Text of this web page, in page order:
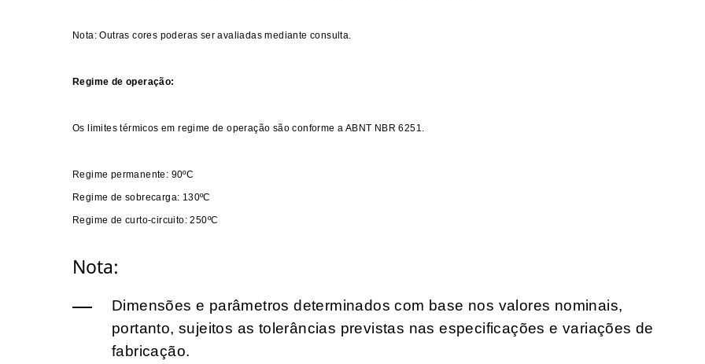
Nota: Outras cores poderas ser avaliadas mediante consulta.
Regime de operação:
Os limites térmicos em regime de operação são conforme a ABNT NBR 6251.
Regime permanente: 90ºC
Regime de sobrecarga: 130ºC
Regime de curto-circuito: 250ºC
Nota:
Dimensões e parâmetros determinados com base nos valores nominais,
portanto, sujeitos as tolerâncias previstas nas especificações e variações de
fabricação.